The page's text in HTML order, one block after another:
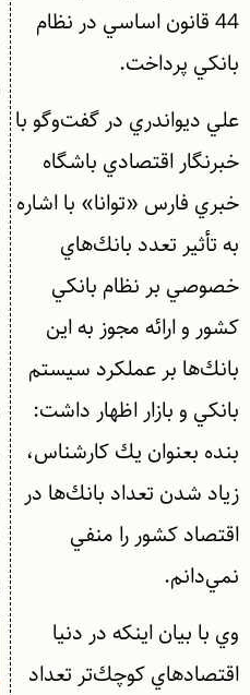
44 قانون اساسي در نظام
بانكي پرداخت.
علي ديواندري در گفت‌وگو با
خبرنگار اقتصادي باشگاه
خبري فارس «توانا» با اشاره
به تأثير تعدد بانك‌هاي
خصوصي بر نظام بانكي
كشور و ارائه مجوز به اين
بانك‌ها بر عملكرد سيستم
بانكي و بازار اظهار داشت:
بنده بعنوان يك كارشناس،
زياد شدن تعداد بانك‌ها در
اقتصاد كشور را منفي
نمي‌دانم.
وي با بيان اينكه در دنيا
اقتصادهاي كوچك‌تر تعداد